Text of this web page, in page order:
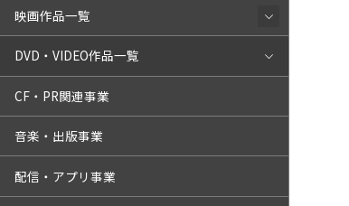
映画作品一覧
DVD・VIDEO作品一覧
CF・PR関連事業
音楽・出版事業
配信・アプリ事業